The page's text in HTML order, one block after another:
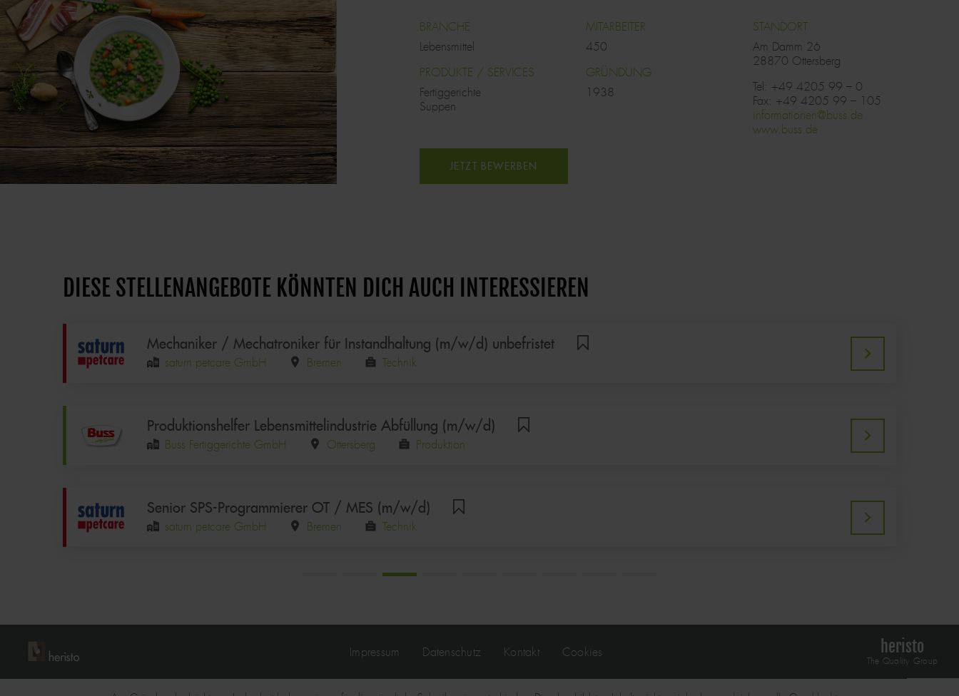
BRANCHE
Lebensmittel
PRODUKTE / SERVICES
Fertiggerichte
Suppen
MITARBEITER
450
GRÜNDUNG
1938
STANDORT
Am Damm 26
28870 Ottersberg
Tel: +49 4205 99 – 0
Fax: +49 4205 99 – 105
informationen@buss.de
www.buss.de
JETZT BEWERBEN
DIESE STELLENANGEBOTE KÖNNTEN DICH AUCH INTERESSIEREN
Mechaniker / Mechatroniker für Instandhaltung (m/w/d) unbefristet
saturn petcare GmbH Bremen Technik
Produktionshelfer Lebensmittelindustrie Abfüllung (m/w/d)
Buss Fertiggerichte GmbH Ottersberg Produktion
Senior SPS-Programmierer OT / MES (m/w/d)
saturn petcare GmbH Bremen Technik
FUSSZEILE
Impressum Datenschutz Kontakt Cookies heristo
The Quality Group